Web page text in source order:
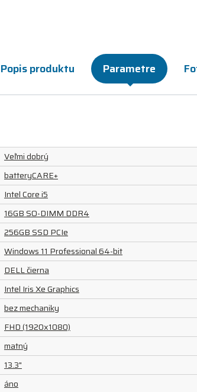
Popis produktu Parametre
Veľmi dobrý
batteryCARE+
Intel Core i5
16GB SO-DIMM DDR4
256GB SSD PCIe
Windows 11 Professional 64-bit
DELL čierna
Intel Iris Xe Graphics
bez mechaniky
FHD (1920x1080)
matný
13.3"
áno